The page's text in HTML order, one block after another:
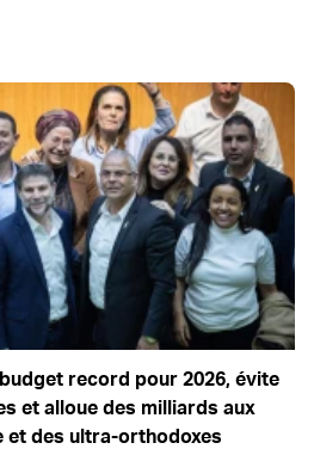
record pour 2026, évite
et alloue des milliards aux
et des ultra-orthodoxes